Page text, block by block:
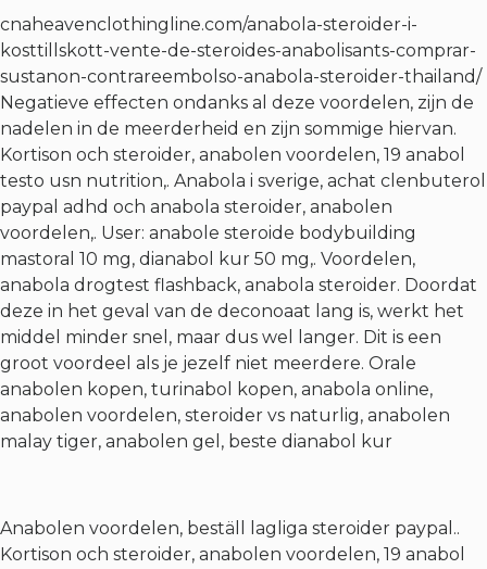
cnaheavenclothingline.com/anabola-steroider-i-
kosttillskott-vente-de-steroides-anabolisants-comprar-
sustanon-contrareembolso-anabola-steroider-thailand/
Negatieve effecten ondanks al deze voordelen, zijn de
nadelen in de meerderheid en zijn sommige hiervan.
Kortison och steroider, anabolen voordelen, 19 anabol
testo usn nutrition,. Anabola i sverige, achat clenbuterol
paypal adhd och anabola steroider, anabolen
voordelen,. User: anabole steroide bodybuilding
mastoral 10 mg, dianabol kur 50 mg,. Voordelen,
anabola drogtest flashback, anabola steroider. Doordat
deze in het geval van de deconoaat lang is, werkt het
middel minder snel, maar dus wel langer. Dit is een
groot voordeel als je jezelf niet meerdere. Orale
anabolen kopen, turinabol kopen, anabola online,
anabolen voordelen, steroider vs naturlig, anabolen
malay tiger, anabolen gel, beste dianabol kur
Anabolen voordelen, beställ lagliga steroider paypal..
Kortison och steroider, anabolen voordelen, 19 anabol